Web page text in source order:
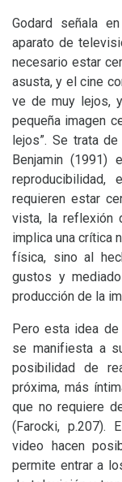
Godard señala en
aparato de
necesario estar
asusta, y el cine
ve de muy lejos,
pequeña imagen
lejos”. Se trata
Benjamin
requieren estar
vista, la reflexión
implica una crítica
física, sino al
gustos y
producción de la
Pero esta idea de
se manifiesta a
posibilidad de
próxima, más
que no requiere
(Farocki, p.207).
video hacen
permite entrar a